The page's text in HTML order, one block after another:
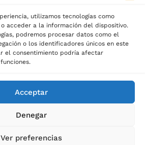
utilizamos tecnologías como
acceder a la información del dispositivo.
podremos procesar datos como el
o los identificadores únicos en este
el consentimiento podría afectar
Acceptar
Denegar
Ver preferencias
Palau del descans